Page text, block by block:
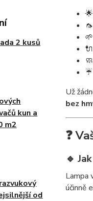
2 kusů
kun a
m2
od
🌟
🦟
🌱
🔌
🧼
☔
Už
bez
❓
🔹
Lampa
účinně